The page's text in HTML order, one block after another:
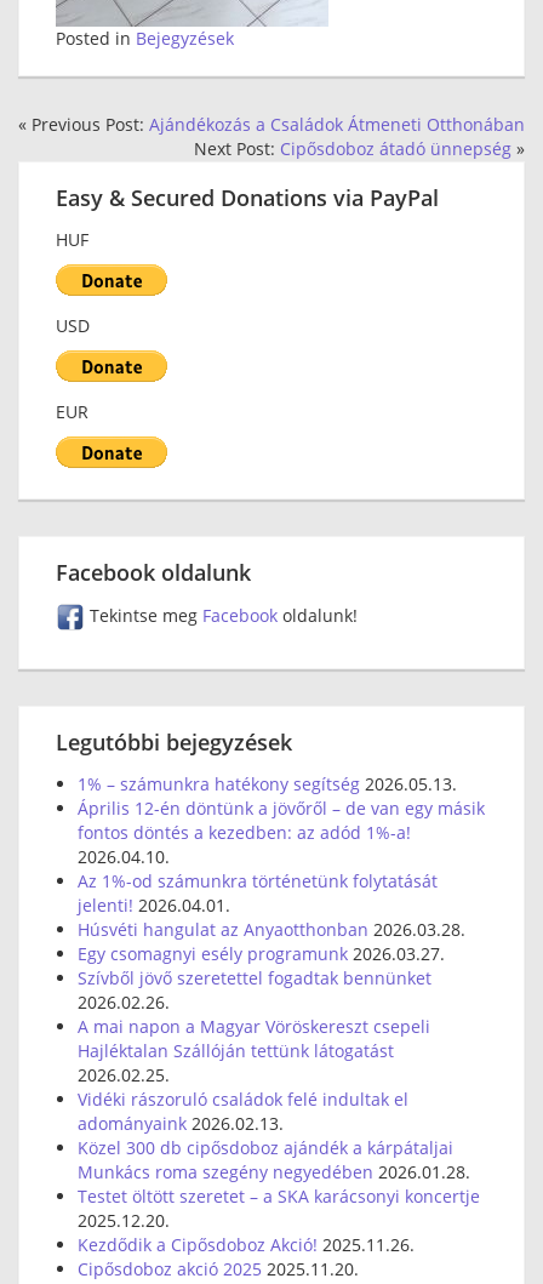
Posted in Bejegyzések
« Previous Post: Ajándékozás a Családok Átmeneti Otthonában
Next Post: Cipősdoboz átadó ünnepség »
Easy & Secured Donations via PayPal
HUF
USD
EUR
Facebook oldalunk
Tekintse meg Facebook oldalunk!
Legutóbbi bejegyzések
1% – számunkra hatékony segítség 2026.05.13.
Április 12-én döntünk a jövőről – de van egy másik
fontos döntés a kezedben: az adód 1%-a!
2026.04.10.
Az 1%-od számunkra történetünk folytatását
jelenti! 2026.04.01.
Húsvéti hangulat az Anyaotthonban 2026.03.28.
Egy csomagnyi esély programunk 2026.03.27.
Szívből jövő szeretettel fogadtak bennünket
2026.02.26.
A mai napon a Magyar Vöröskereszt csepeli
Hajléktalan Szállóján tettünk látogatást
2026.02.25.
Vidéki rászoruló családok felé indultak el
adományaink 2026.02.13.
Közel 300 db cipősdoboz ajándék a kárpátaljai
Munkács roma szegény negyedében 2026.01.28.
Testet öltött szeretet – a SKA karácsonyi koncertje
2025.12.20.
Kezdődik a Cipősdoboz Akció! 2025.11.26.
Cipősdoboz akció 2025 2025.11.20.